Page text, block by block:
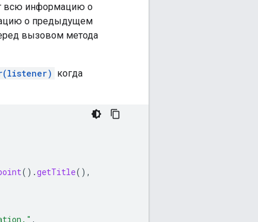
всю информацию о
о предыдущем
вызовом метода
когда
().getTitle(),
,